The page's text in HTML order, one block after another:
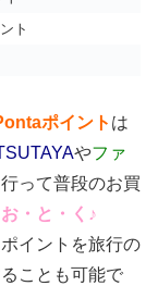
ト
ポイント は
やファ
って普段のお買
お・と・く♪
イントを旅行の
ことも可能で